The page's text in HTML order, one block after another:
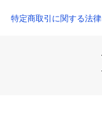
商品の色味が若干
い。コラントッテ
ゴルフ Victoria
特定商取引に関する法